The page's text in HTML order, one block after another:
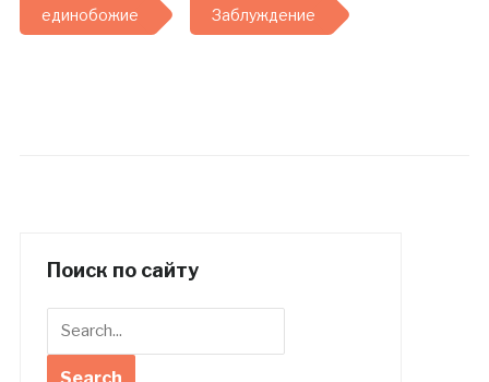
единобожие Заблуждение
Поиск по сайту